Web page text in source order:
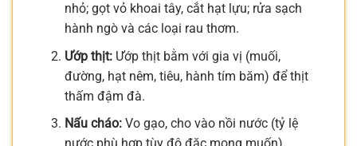
nhỏ; gọt vỏ khoai tây, cắt hạt lựu; rửa sạch
hành ngò và các loại rau thơm.
Ướp thịt:Ướp thịt bằm với gia vị (muối,
đường, hạt nêm, tiêu, hành tím băm) để thịt
thấm đậm đà.
Nấu cháo:Vo gạo, cho vào nồi nước (tỷ lệ